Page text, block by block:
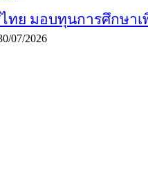
ไทย มอบทุนการศึกษา
07/2026